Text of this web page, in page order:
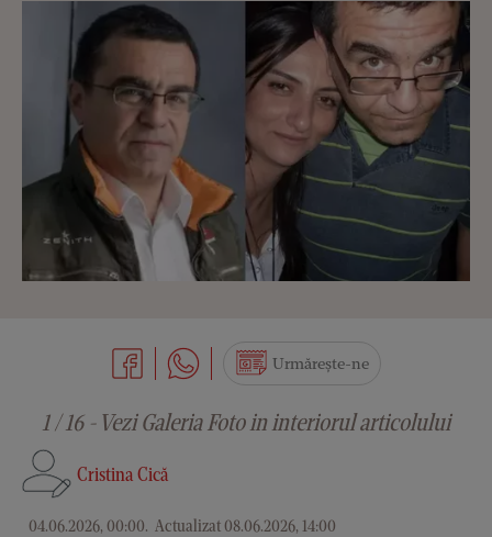
Cristina Cică
04.06.2026, 00:00. Actualizat 08.06.2026, 14:00
Urmărește-ne
1 / 16 - Vezi Galeria Foto in interiorul articolului